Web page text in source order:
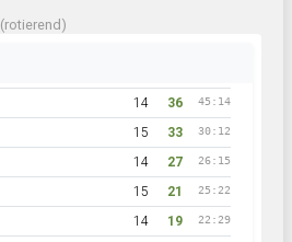
(rotierend)
14 36 45:14
15 33 30:12
14 27 26:15
15 21 25:22
14 19 22:29